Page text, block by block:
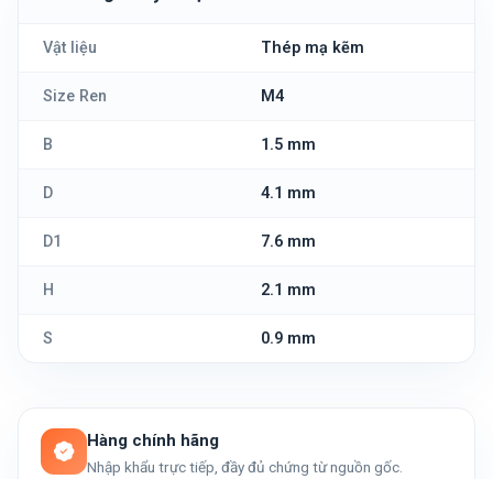
Vật liệu Thép mạ kẽm
Size Ren M4
B 1.5 mm
D 4.1 mm
D1 7.6 mm
H 2.1 mm
S 0.9 mm
Hàng chính hãng
Nhập khẩu trực tiếp, đầy đủ chứng từ nguồn gốc.